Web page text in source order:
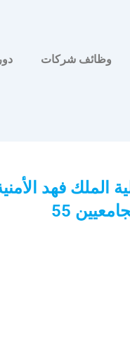
وظائف شركات
الملك فهد
55